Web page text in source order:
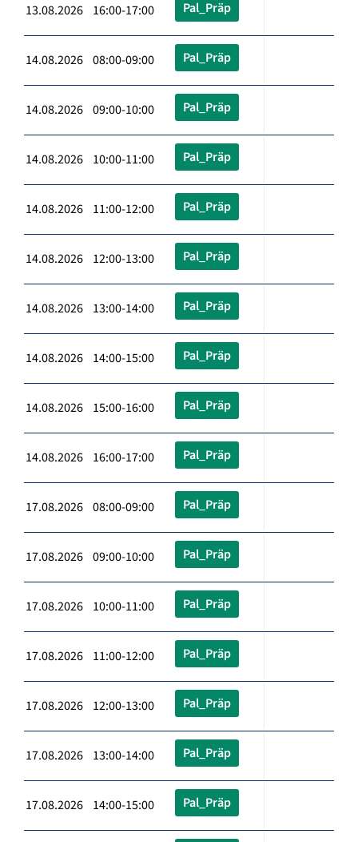
13.08.2026 16:00-17:00 Pal_Präp
14.08.2026 08:00-09:00 Pal_Präp
14.08.2026 09:00-10:00 Pal_Präp
14.08.2026 10:00-11:00 Pal_Präp
14.08.2026 11:00-12:00 Pal_Präp
14.08.2026 12:00-13:00 Pal_Präp
14.08.2026 13:00-14:00 Pal_Präp
14.08.2026 14:00-15:00 Pal_Präp
14.08.2026 15:00-16:00 Pal_Präp
14.08.2026 16:00-17:00 Pal_Präp
17.08.2026 08:00-09:00 Pal_Präp
17.08.2026 09:00-10:00 Pal_Präp
17.08.2026 10:00-11:00 Pal_Präp
17.08.2026 11:00-12:00 Pal_Präp
17.08.2026 12:00-13:00 Pal_Präp
17.08.2026 13:00-14:00 Pal_Präp
17.08.2026 14:00-15:00 Pal_Präp